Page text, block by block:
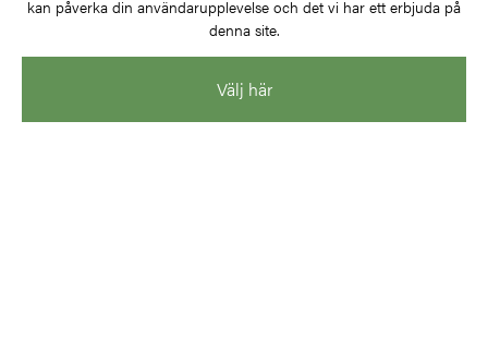
KONTAKTA OSS
BLI MEDLEM
kan påverka din användarupplevelse och det vi har ett erbjuda på
denna site.
Välj här